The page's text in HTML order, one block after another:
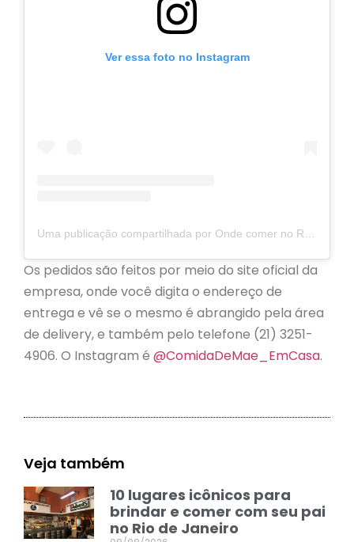
Ver essa foto no Instagram
Os pedidos são feitos por meio do site oficial da
empresa, onde você digita o endereço de
entrega e vê se o mesmo é abrangido pela área
de delivery, e também pelo telefone (21) 3251-
4906. O Instagram é @ComidaDeMae_EmCasa.
Veja também
10 lugares icônicos para
brindar e comer com seu pai
no Rio de Janeiro